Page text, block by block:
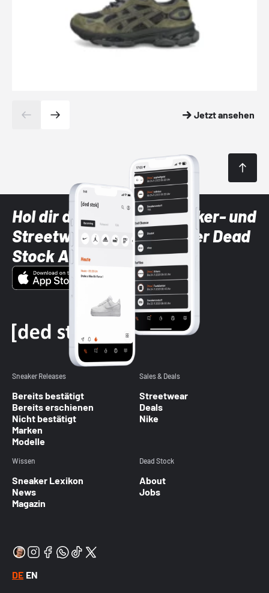
Jetzt ansehen
Hol dir die neuesten Sneaker- und
Streetwear-Brands mit der Dead
Stock App
Sneaker Releases
Bereits bestätigt
Bereits erschienen
Nicht bestätigt
Marken
Modelle
Sales & Deals
Streetwear
Deals
Nike
Wissen
Sneaker Lexikon
News
Magazin
Dead Stock
About
Jobs
DE EN